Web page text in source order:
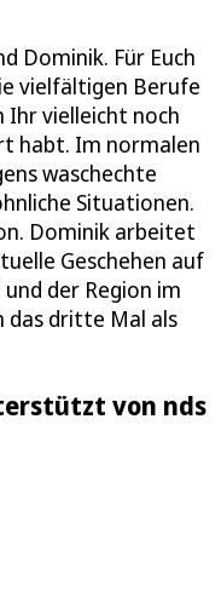
Dominik. Für Euch
vielfältigen Berufe
Ihr vielleicht noch
habt. Im normalen
waschechte
Situationen.
Dominik arbeitet
Geschehen auf
der Region im
das dritte Mal als
von nds